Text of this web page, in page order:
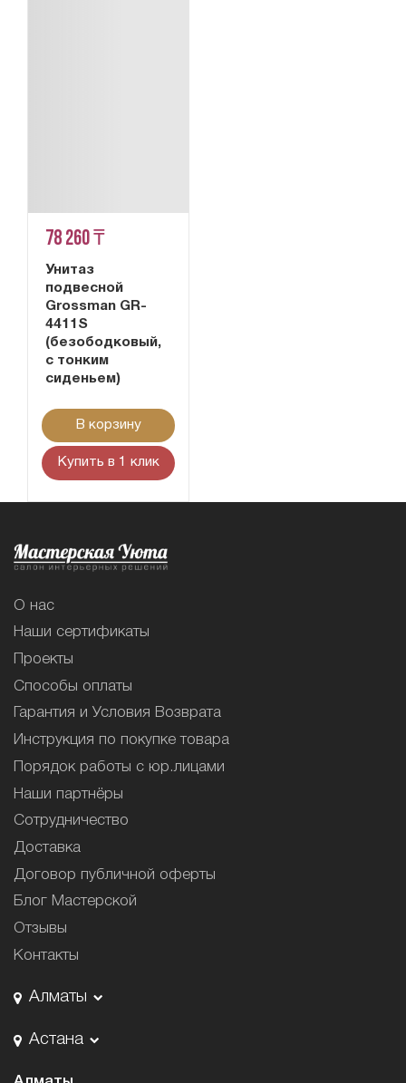
78 260 ₸
Унитаз
подвесной
Grossman GR-
4411S
(безободковый,
с тонким
сиденьем)
В корзину
Купить в 1 клик
О нас
Наши сертификаты
Проекты
Способы оплаты
Гарантия и Условия Возврата
Инструкция по покупке товара
Порядок работы с юр.лицами
Наши партнёры
Сотрудничество
Доставка
Договор публичной оферты
Блог Мастерской
Отзывы
Контакты
Алматы
Астана